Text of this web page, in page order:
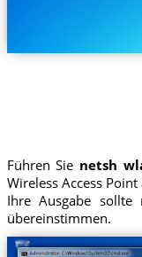
Führen Sie netsh
Wireless Access
Ihre Ausgabe
übereinstimmen.